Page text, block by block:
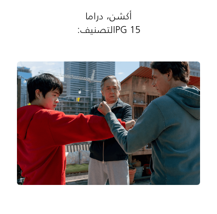
أكشن، دراما
PG 15التصنيف: